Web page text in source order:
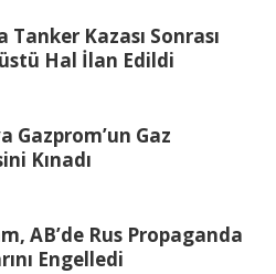
Tanker Kazası Sonrası
Hal İlan Edildi
Gazprom’un Gaz
Kınadı
AB’de Rus Propaganda
Engelledi